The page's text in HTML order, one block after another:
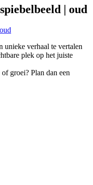
| oud
verhaal te vertalen
plek op het juiste
groei? Plan dan een